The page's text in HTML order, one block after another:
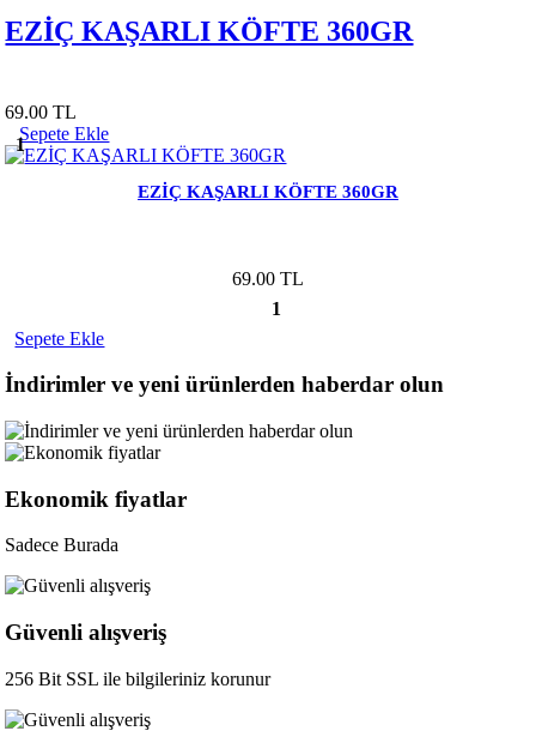
EZİÇ KAŞARLI KÖFTE 360GR
69.00 TL
1
Sepete Ekle
EZİÇ KAŞARLI KÖFTE 360GR
69.00 TL
1
Sepete Ekle
İndirimler ve yeni ürünlerden haberdar olun
Ekonomik fiyatlar
Sadece Burada
Güvenli alışveriş
256 Bit SSL ile bilgileriniz korunur